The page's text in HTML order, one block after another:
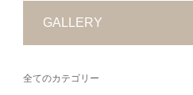
GALLERY
全てのカテゴリー